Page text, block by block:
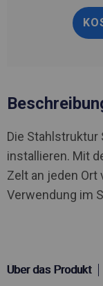
Die Stahlstruktur
installieren. Mit
Zelt an jeden Ort
Verwendung im
Über das Produkt